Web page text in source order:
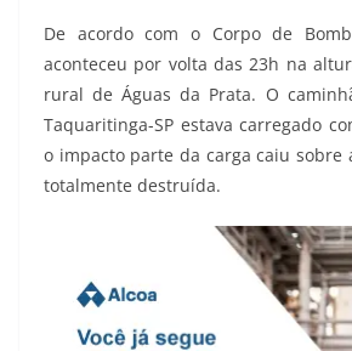
De acordo com o Corpo de
aconteceu por volta das 23h na
rural de Águas da Prata. O
Taquaritinga-SP estava carregado
o impacto parte da carga caiu sobre
totalmente destruída.